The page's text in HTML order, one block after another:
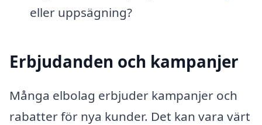
eller uppsägning?
Erbjudanden och kampanjer
Många elbolag erbjuder kampanjer och
rabatter för nya kunder. Det kan vara värt